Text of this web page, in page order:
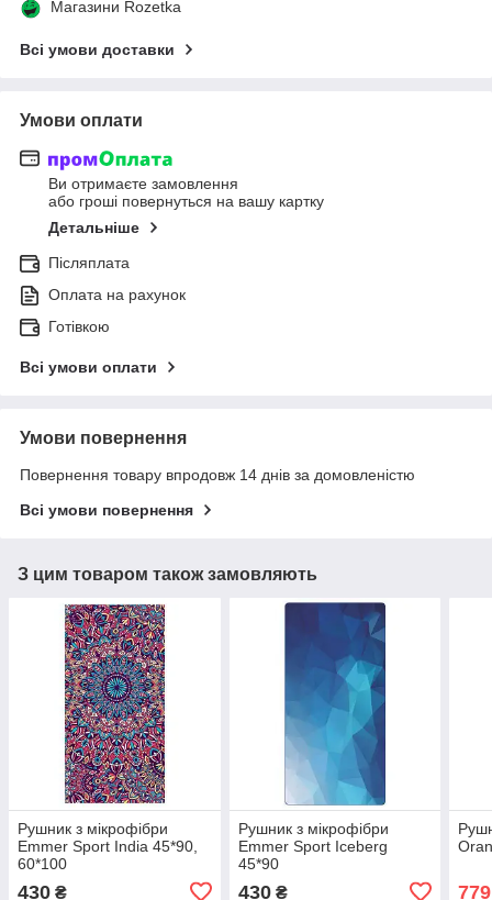
Магазини Rozetka
Всі умови доставки
Умови оплати
Ви отримаєте замовлення
або гроші повернуться на вашу картку
Детальніше
Післяплата
Оплата на рахунок
Готівкою
Всі умови оплати
Умови повернення
Повернення товару впродовж 14 днів за домовленістю
Всі умови повернення
З цим товаром також замовляють
Рушник з мікрофібри
Emmer Sport India 45*90,
60*100
430 ₴
Рушник з мікрофібри
Emmer Sport Iceberg
45*90
430₴ 779